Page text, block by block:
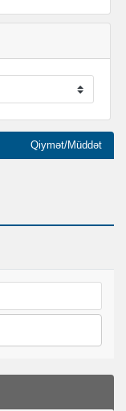
Qiymət/Müddət